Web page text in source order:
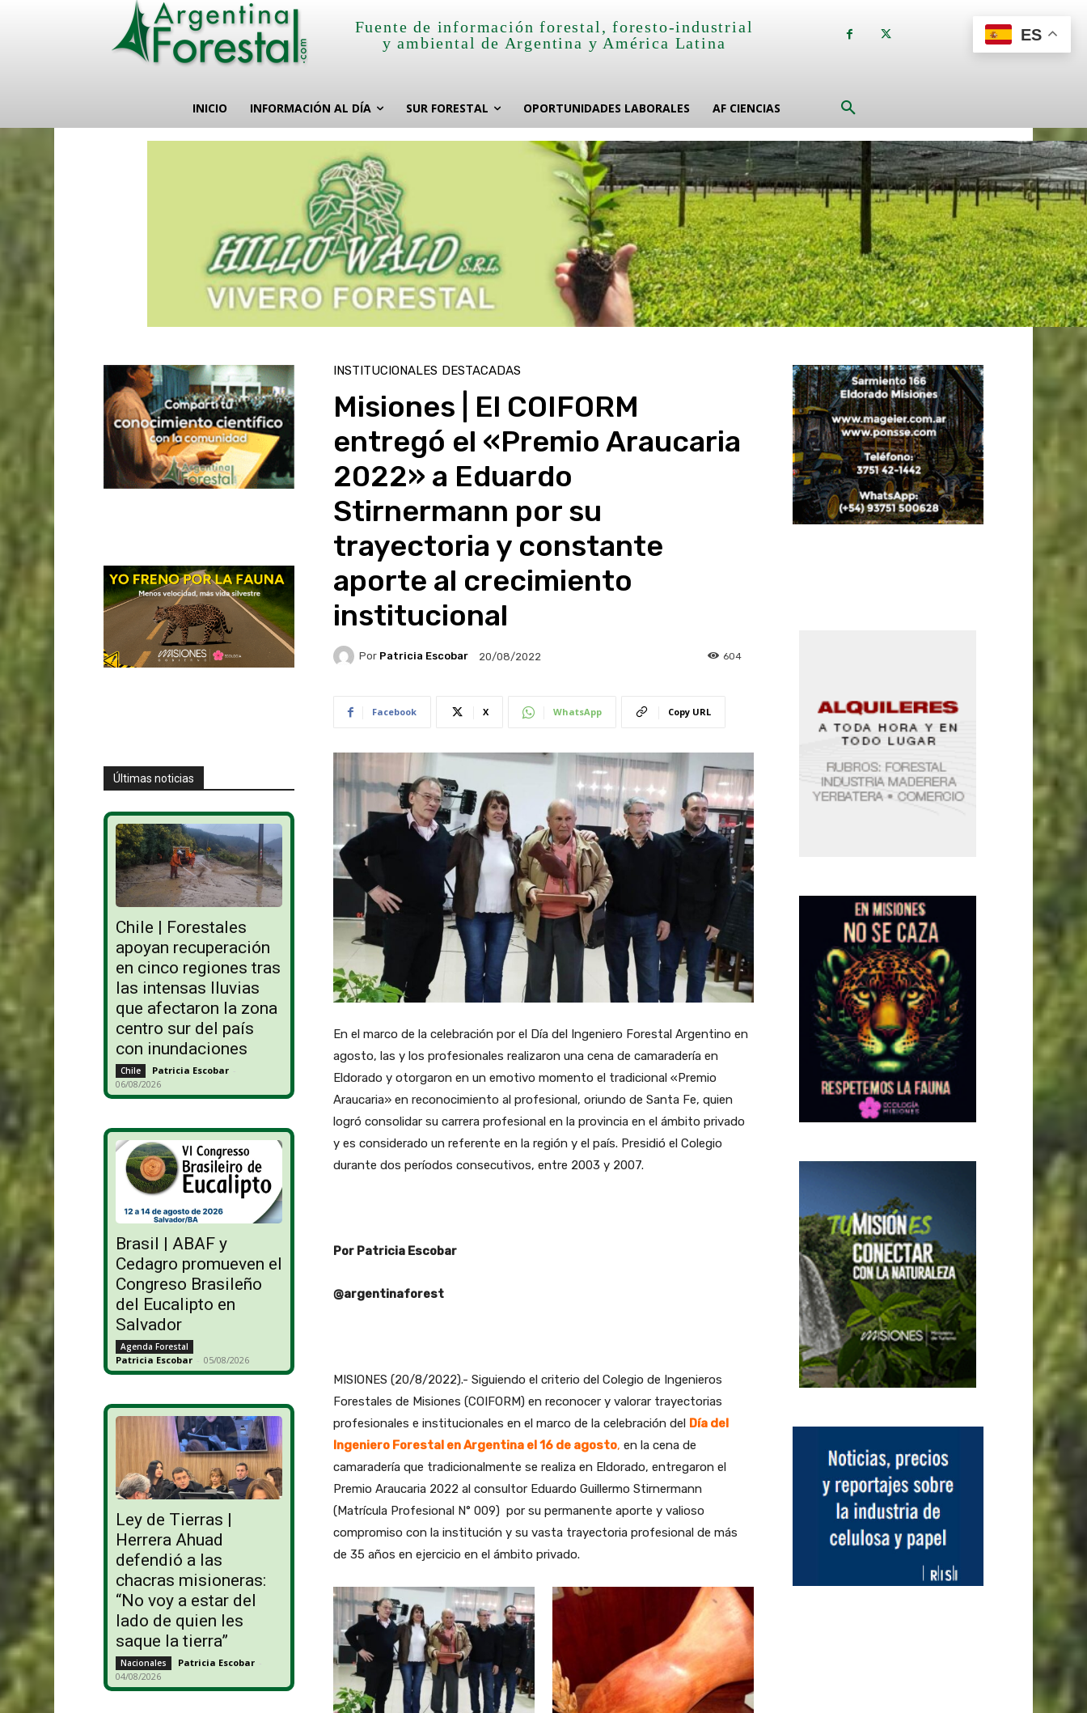
Fuente de información forestal, foresto-industrial
y ambiental de Argentina y América Latina
INICIO INFORMACIÓN AL DÍA SUR FORESTAL OPORTUNIDADES LABORALES AF CIENCIAS
Últimas noticias
Chile | Forestales
apoyan recuperación
en cinco regiones tras
las intensas lluvias
que afectaron la zona
centro sur del país
con inundaciones
Chile Patricia Escobar -
06/08/2026
Brasil | ABAF y
Cedagro promueven el
Congreso Brasileño
del Eucalipto en
Salvador
Agenda Forestal
Patricia Escobar - 05/08/2026
Ley de Tierras |
Herrera Ahuad
defendió a las
chacras misioneras:
“No voy a estar del
lado de quien les
saque la tierra”
Nacionales Patricia Escobar -
04/08/2026
INSTITUCIONALES DESTACADAS
Misiones | El COIFORM
entregó el «Premio Araucaria
2022» a Eduardo
Stirnermann por su
trayectoria y constante
aporte al crecimiento
institucional
Por Patricia Escobar 20/08/2022 604
Facebook X WhatsApp Copy URL
En el marco de la celebración por el Día del Ingeniero Forestal Argentino en
agosto, las y los profesionales realizaron una cena de camaradería en
Eldorado y otorgaron en un emotivo momento el tradicional «Premio
Araucaria» en reconocimiento al profesional, oriundo de Santa Fe, quien
logró consolidar su carrera profesional en la provincia en el ámbito privado
y es considerado un referente en la región y el país. Presidió el Colegio
durante dos períodos consecutivos, entre 2003 y 2007.
Por Patricia Escobar
@argentinaforest
MISIONES (20/8/2022).- Siguiendo el criterio del Colegio de Ingenieros
Forestales de Misiones (COIFORM) en reconocer y valorar trayectorias
profesionales e institucionales en el marco de la celebración del Día del
Ingeniero Forestal en Argentina el 16 de agosto, en la cena de
camaradería que tradicionalmente se realiza en Eldorado, entregaron el
Premio Araucaria 2022 al consultor Eduardo Guillermo Stirnermann
(Matrícula Profesional N° 009) por su permanente aporte y valioso
compromiso con la institución y su vasta trayectoria profesional de más
de 35 años en ejercicio en el ámbito privado.
ES